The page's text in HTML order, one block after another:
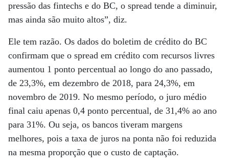
pressão das fintechs e do BC, o spread tende a diminuir,
mas ainda são muito altos”, diz.
Ele tem razão. Os dados do boletim de crédito do BC
confirmam que o spread em crédito com recursos livres
aumentou 1 ponto percentual ao longo do ano passado,
de 23,3%, em dezembro de 2018, para 24,3%, em
novembro de 2019. No mesmo período, o juro médio
final caiu apenas 0,4 ponto percentual, de 31,4% ao ano
para 31%. Ou seja, os bancos tiveram margens
melhores, pois a taxa de juros na ponta não foi reduzida
na mesma proporção que o custo de captação.